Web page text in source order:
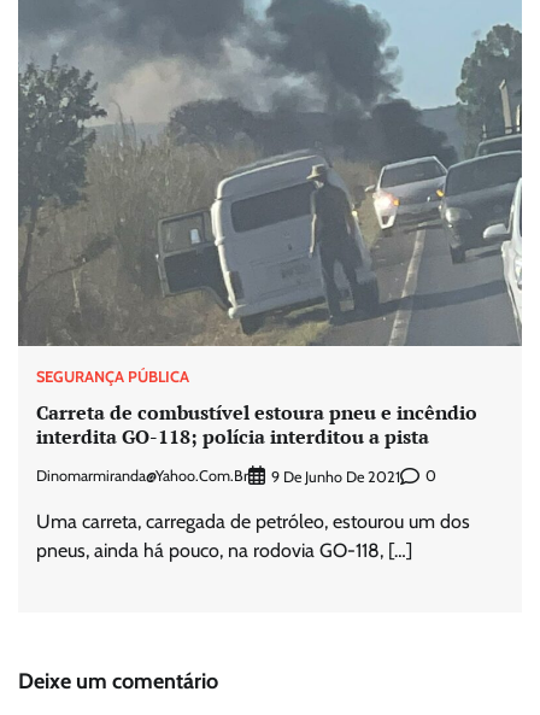
SEGURANÇA PÚBLICA
Carreta de combustível estoura pneu e incêndio
interdita GO-118; polícia interditou a pista
Dinomarmiranda@yahoo.com.br 9 De Junho De 2021 0
Uma carreta, carregada de petróleo, estourou um dos
pneus, ainda há pouco, na rodovia GO-118, […]
Deixe um comentário